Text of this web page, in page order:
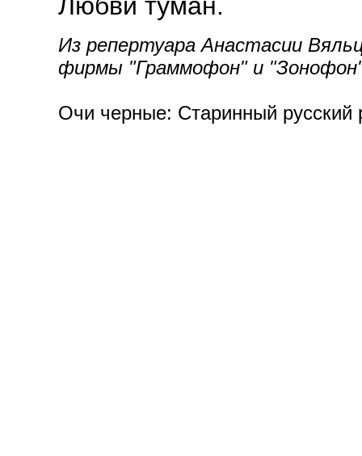
Из репертуара Анастасии
фирмы "Граммофон" и
Очи черные: Старинный